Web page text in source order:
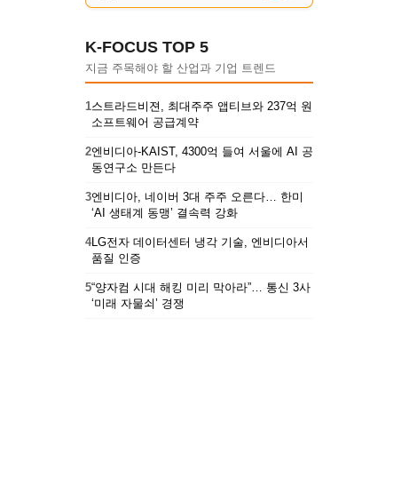
K-FOCUS TOP 5
지금 주목해야 할 산업과 기업 트렌드
1스트라드비젼, 최대주주 앱티브와 237억 원
소프트웨어 공급계약
2엔비디아-KAIST, 4300억 들여 서울에 AI 공
동연구소 만든다
3엔비디아, 네이버 3대 주주 오른다… 한미
‘AI 생태계 동맹’ 결속력 강화
4LG전자 데이터센터 냉각 기술, 엔비디아서
품질 인증
5“양자컴 시대 해킹 미리 막아라”… 통신 3사
‘미래 자물쇠’ 경쟁